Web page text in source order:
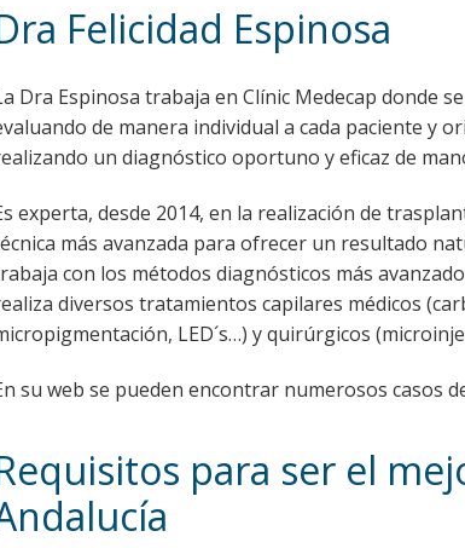
Felicidad Espinosa
Dra Espinosa trabaja en Clínic Medecap donde
de manera individual a cada paciente y
un diagnóstico oportuno y eficaz de
experta, desde 2014, en la realización de
más avanzada para ofrecer un resultado
con los métodos diagnósticos más
diversos tratamientos capilares médicos
LED´s…) y quirúrgicos
su web se pueden encontrar numerosos casos
para ser el